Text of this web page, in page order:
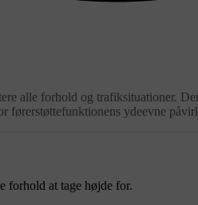
alle forhold og trafiksituationer.
ydeevne
forhold at tage højde for.